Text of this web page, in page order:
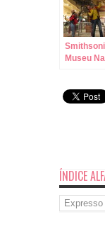
Museu
ÍNDICE
Índice
Alfabético